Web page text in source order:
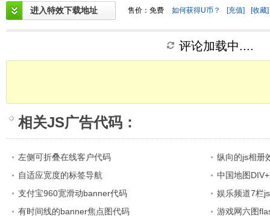
进入特效下载地址 售价：免费 如何获得U币？ [充值] [收藏]
评论加载中....
相关JS广告代码 ：
左侧可折叠在线客户代码
纵向的js相册
自适应宽度的标签导航
中国地图
支付宝960宽滑动banner代码
娱乐频道7栏
有时间线的banner焦点图代码
游戏网六图